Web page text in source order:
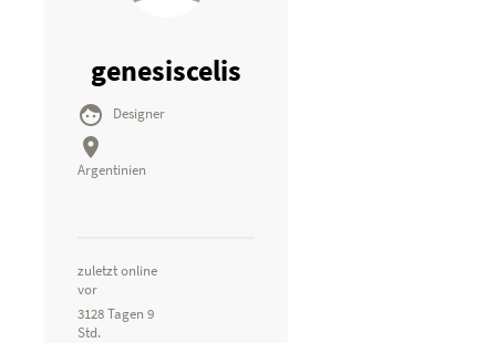
genesiscelis
 Designer

Argentinien
zuletzt online
vor
3128 Tagen 9
Std.